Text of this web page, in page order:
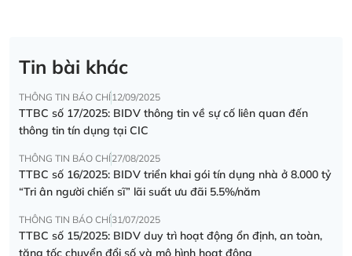
Tin bài khác
THÔNG TIN BÁO CHÍ12/09/2025
TTBC số 17/2025: BIDV thông tin về sự cố liên quan đến
thông tin tín dụng tại CIC
THÔNG TIN BÁO CHÍ27/08/2025
TTBC số 16/2025: BIDV triển khai gói tín dụng nhà ở 8.000 tỷ
“Tri ân người chiến sĩ” lãi suất ưu đãi 5.5%/năm
THÔNG TIN BÁO CHÍ31/07/2025
TTBC số 15/2025: BIDV duy trì hoạt động ổn định, an toàn,
tăng tốc chuyển đổi số và mô hình hoạt động